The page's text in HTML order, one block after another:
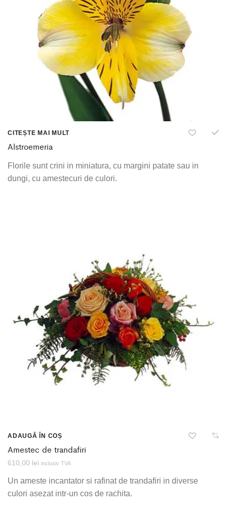
CITEȘTE MAI MULT
Alstroemeria
Florile sunt crini in miniatura, cu margini patate sau in
dungi, cu amestecuri de culori.
ADAUGĂ ÎN COȘ
Amestec de trandafiri
610,00 lei inclusiv TVA
Un ameste incantator si rafinat de trandafiri in diverse
culori asezat intr-un cos de rachita.